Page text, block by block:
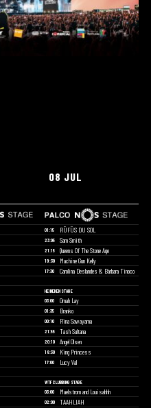
08 JUL
01:15 RÜFÜS DU SOL
23:05 Sam Smith
21:15 Queens Of The Stone Age
19:30 Machine Gun Kelly
17:30 Carolina Deslandes & Bárbara Tinoco
HEINEKEN STAGE
03:00 Omah Lay
01:35 Branko
00:10 Rina Sawayama
21:55 Tash Sultana
20:10 Angel Olsen
18:30 King Princess
17:00 Lucy Val
WTF CLUBBING STAGE
03:00 Maelstrom and Louisahhh
02:00 TAAHLIAH